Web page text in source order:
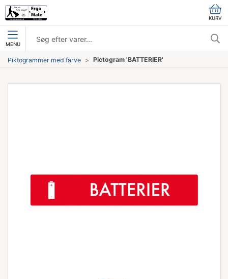
KURV
MENU
Piktogrammer med farve Pictogram 'BATTERIER'